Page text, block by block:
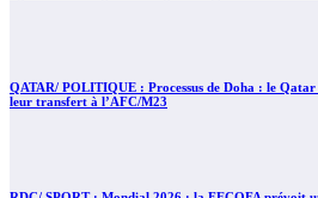
QATAR/ POLITIQUE : Processus de Doha : le
leur transfert à l’AFC/M23